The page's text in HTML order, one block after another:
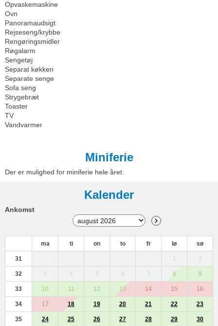
Opvaskemaskine
Ovn
Panoramaudsigt
Rejseseng/krybbe
Rengøringsmidler
Røgalarm
Sengetøj
Separat køkken
Separate senge
Sofa seng
Strygebræt
Toaster
TV
Vandvarmer
Miniferie
Der er mulighed for miniferie hele året.
Kalender
Ankomst
ma ti on to fr lø sø
31 1 2
32 3 4 5 6 7 8 9
33 10 11 12 13 14 15 16
34 17 18 19 20 21 22 23
35 24 25 26 27 28 29 30